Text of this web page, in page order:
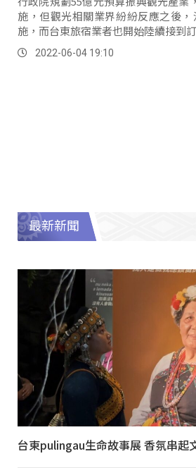
施，但觀光相關業界紛紛反應之後
施，而台東旅宿業者也開始陸續接到
2022-06-04 19:10
最新新聞
台東pulingau生命故事展 香氛串起